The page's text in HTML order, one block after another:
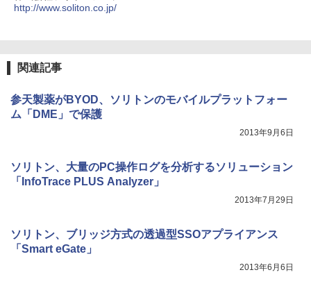
http://www.soliton.co.jp/
関連記事
参天製薬がBYOD、ソリトンのモバイルプラットフォー
ム「DME」で保護
2013年9月6日
ソリトン、大量のPC操作ログを分析するソリューション
「InfoTrace PLUS Analyzer」
2013年7月29日
ソリトン、ブリッジ方式の透過型SSOアプライアンス
「Smart eGate」
2013年6月6日